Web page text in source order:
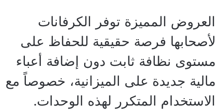
العروض المميزة توفر الكرفانات
لأصحابها فرصة حقيقية للحفاظ على
مستوى نظافة ثابت دون إضافة أعباء
مالية جديدة على الميزانية، خصوصاً مع
الاستخدام المتكرر لهذه الوحدات.